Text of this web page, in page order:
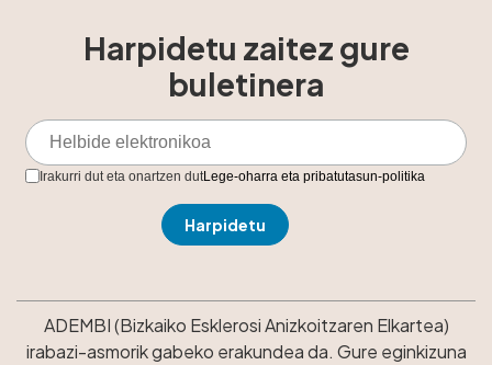
Harpidetu zaitez gure
buletinera
Irakurri dut eta onartzen dutLege-oharra eta pribatutasun-politika
ADEMBI (Bizkaiko Esklerosi Anizkoitzaren Elkartea)
irabazi-asmorik gabeko erakundea da. Gure eginkizuna